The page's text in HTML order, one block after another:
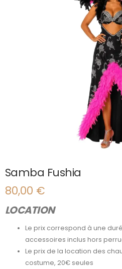
Samba Fushia
80,00 €
LOCATION
Le prix correspond à une
accessoires inclus hors
Le prix de la location des
costume, 20€ seules